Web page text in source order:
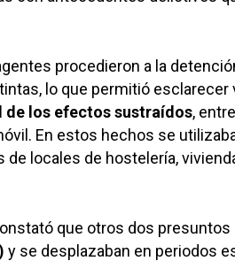
procedieron a la
lo que permitió esclarecer
los efectos sustraídos,
En estos hechos se
de locales de hostelería,
que otros dos presuntos
y se desplazaban en periodos